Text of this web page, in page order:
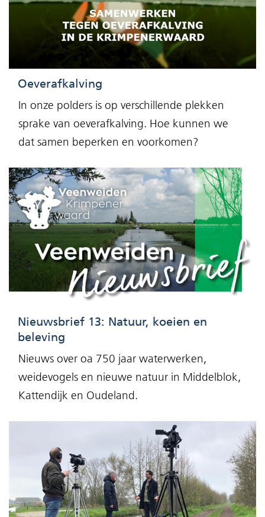
Oeverafkalving
In onze polders is op verschillende plekken
sprake van oeverafkalving. Hoe kunnen we
dat samen beperken en voorkomen?
Nieuwsbrief 13: Natuur, koeien en
beleving
Nieuws over oa 750 jaar waterwerken,
weidevogels en nieuwe natuur in Middelblok,
Kattendijk en Oudeland.